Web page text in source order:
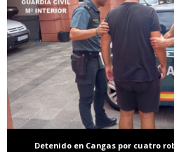
Detenido en Cangas por cuatro